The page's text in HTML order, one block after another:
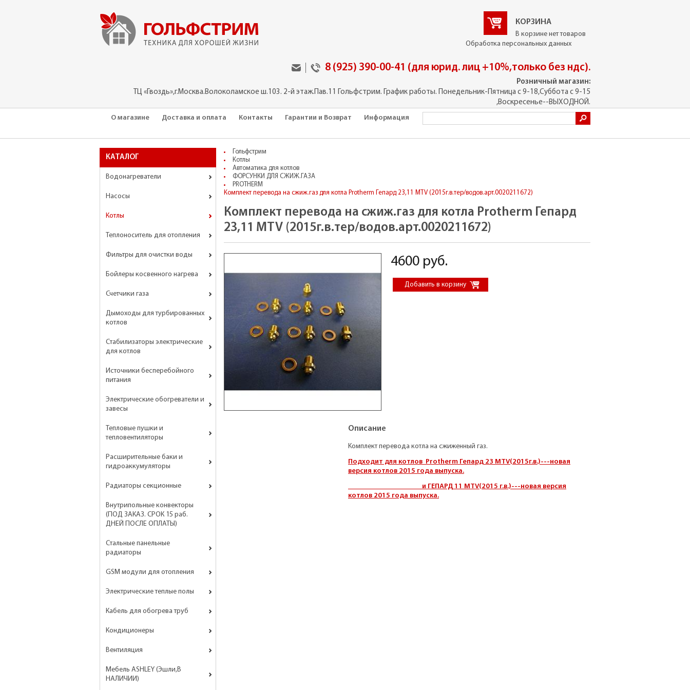
КОРЗИНА
В корзине нет товаров
Обработка персональных данных
8 (925) 390-00-41 (для юрид. лиц +10%,только без ндс).
Розничный магазин:
ТЦ «Гвоздь»,г.Москва.Волоколамское ш.103. 2-й этаж.Пав.11 Гольфстрим. График работы. Понедельник-Пятница с 9-18,Суббота с 9-15
,Воскресенье--ВЫХОДНОЙ.
О магазине
Доставка и оплата Контакты Гарантии и Возврат Информация
КАТАЛОГ
Водонагреватели
Насосы
Котлы
Теплоноситель для отопления
Фильтры для очистки воды
Бойлеры косвенного нагрева
Счетчики газа
Дымоходы для турбированных
котлов
Стабилизаторы электрические
для котлов
Источники бесперебойного
питания
Электрические обогреватели и
завесы
Тепловые пушки и
тепловентиляторы
Расширительные баки и
гидроаккумуляторы
Радиаторы секционные
Внутрипольные конвекторы
(ПОД ЗАКАЗ. СРОК 15 раб.
ДНЕЙ ПОСЛЕ ОПЛАТЫ)
Стальные панельные
радиаторы
GSM модули для отопления
Электрические теплые полы
Кабель для обогрева труб
Кондиционеры
Вентиляция
Мебель ASHLEY (Эшли,В
НАЛИЧИИ)
Гольфстрим
Котлы
Автоматика для котлов
ФОРСУНКИ ДЛЯ СЖИЖ.ГАЗА
PROTHERM
Комплект перевода на сжиж.газ для котла Protherm Гепард 23,11 MTV (2015г.в.тер/водов.арт.0020211672)
Комплект перевода на сжиж.газ для котла Protherm Гепард
23,11 MTV (2015г.в.тер/водов.арт.0020211672)
4600 руб.
Описание
Комплект перевода котла на сжиженный газ.
Подходит для котлов Protherm Гепард 23 MTV(2015г.в.)---новая
версия котлов 2015 года выпуска.
и ГЕПАРД 11 MTV(2015 г.в.)---новая версия
котлов 2015 года выпуска.